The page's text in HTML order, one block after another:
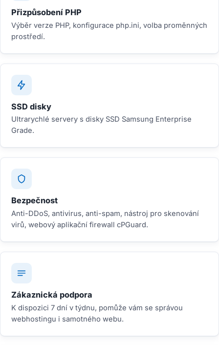
Přizpůsobení PHP
Výběr verze PHP, konfigurace php.ini, volba proměnných
prostředí.
SSD disky
Ultrarychlé servery s disky SSD Samsung Enterprise
Grade.
Bezpečnost
Anti-DDoS, antivirus, anti-spam, nástroj pro skenování
virů, webový aplikační firewall cPGuard.
Zákaznická podpora
K dispozici 7 dní v týdnu, pomůže vám se správou
webhostingu i samotného webu.